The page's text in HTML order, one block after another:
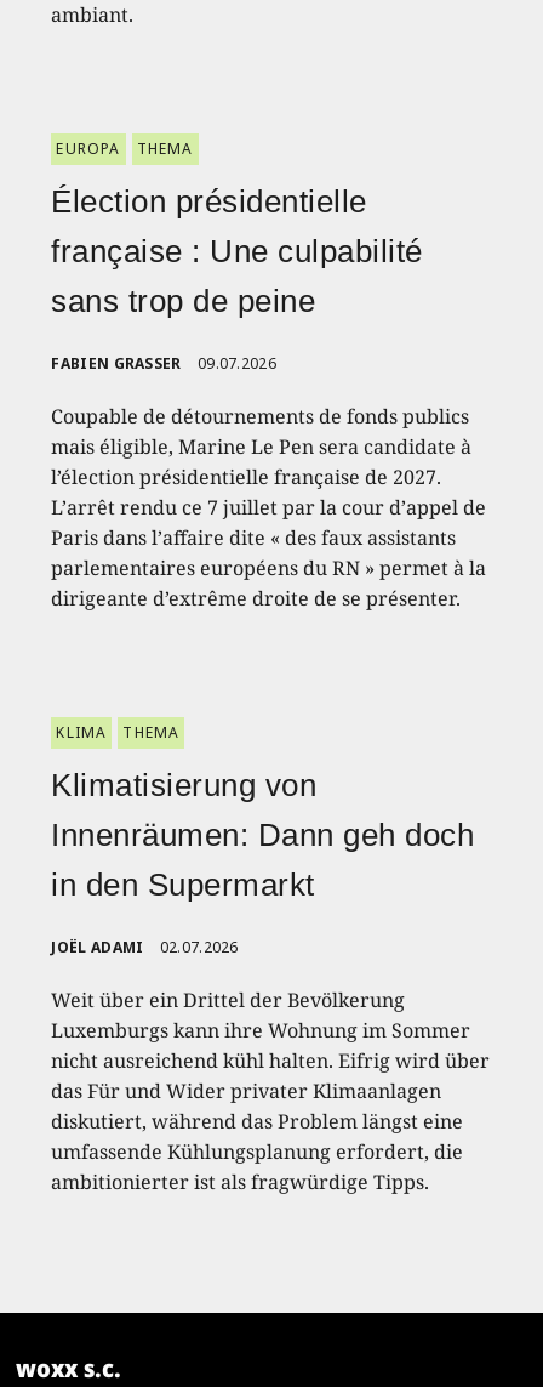
ambiant.
EUROPA THEMA
Élection présidentielle
française : Une culpabilité
sans trop de peine
FABIEN GRASSER 09.07.2026
Coupable de détournements de fonds publics
mais éligible, Marine Le Pen sera candidate à
l’élection présidentielle française de 2027.
L’arrêt rendu ce 7 juillet par la cour d’appel de
Paris dans l’affaire dite « des faux assistants
parlementaires européens du RN » permet à la
dirigeante d’extrême droite de se présenter.
KLIMA THEMA
Klimatisierung von
Innenräumen: Dann geh doch
in den Supermarkt
JOËL ADAMI 02.07.2026
Weit über ein Drittel der Bevölkerung
Luxemburgs kann ihre Wohnung im Sommer
nicht ausreichend kühl halten. Eifrig wird über
das Für und Wider privater Klimaanlagen
diskutiert, während das Problem längst eine
umfassende Kühlungsplanung erfordert, die
ambitionierter ist als fragwürdige Tipps.
woxx s.c.